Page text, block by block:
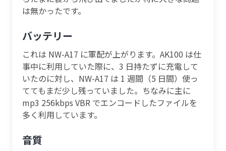
は無かったです。
バッテリー
これは NW-A17 に軍配が上がります。AK100 は仕
事中に利用していた際に、3 日持たずに充電して
いたのに対し、NW-A17 は 1 週間（5 日間）使っ
ててもまだ少し残っていました。ちなみに主に
mp3 256kbps VBR でエンコードしたファイルを
多く利用しています。
音質